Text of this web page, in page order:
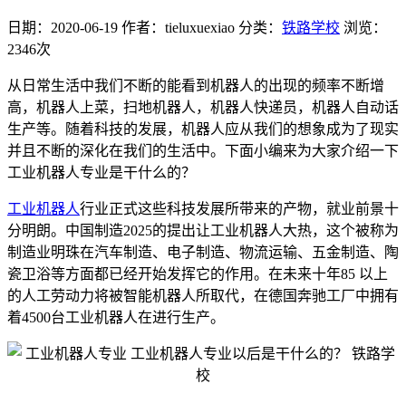
日期：2020-06-19 作者：tieluxuexiao 分类： 铁路学校 浏览：
2346次
从日常生活中我们不断的能看到机器人的出现的频率不断增
高，机器人上菜，扫地机器人，机器人快递员，机器人自动话
生产等。随着科技的发展，机器人应从我们的想象成为了现实
并且不断的深化在我们的生活中。下面小编来为大家介绍一下
工业机器人专业是干什么的？
工业机器人行业正式这些科技发展所带来的产物，就业前景十
分明朗。中国制造2025的提出让工业机器人大热，这个被称为
制造业明珠在汽车制造、电子制造、物流运输、五金制造、陶
瓷卫浴等方面都已经开始发挥它的作用。在未来十年85 以上
的人工劳动力将被智能机器人所取代，在德国奔驰工厂中拥有
着4500台工业机器人在进行生产。